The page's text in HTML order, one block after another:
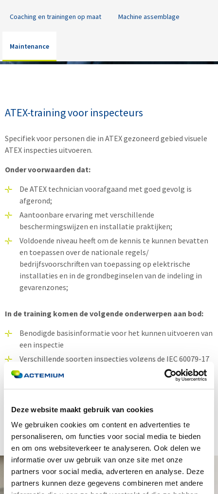
Deze website maakt gebruik van cookies
We gebruiken cookies om content en advertenties te
personaliseren, om functies voor social media te bieden
en om ons websiteverkeer te analyseren. Ook delen we
informatie over uw gebruik van onze site met onze
partners voor social media, adverteren en analyse. Deze
partners kunnen deze gegevens combineren met andere
Coaching en trainingen op maat Machine assemblage
Maintenance
ATEX-training voor inspecteurs
Specifiek voor personen die in ATEX gezoneerd gebied visuele
ATEX inspecties uitvoeren.
Onder voorwaarden dat:
De ATEX technician voorafgaand met goed gevolg is
afgerond;
Aantoonbare ervaring met verschillende
beschermingswijzen en installatie praktijken;
Voldoende niveau heeft om de kennis te kunnen bevatten
en toepassen over de nationale regels/
bedrijfsvoorschriften van toepassing op elektrische
installaties en in de grondbeginselen van de indeling in
gevarenzones;
In de training komen de volgende onderwerpen aan bod:
Benodigde basisinformatie voor het kunnen uitvoeren van
een inspectie
Verschillende soorten inspecties volgens de IEC 60079-17
Inspectie tabellen
Werkwijze / aanpak inspecties